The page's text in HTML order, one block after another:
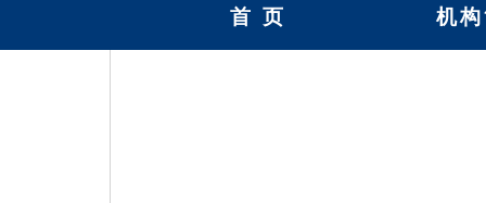
首 页 机